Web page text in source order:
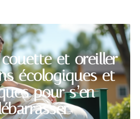
et oreiller
écologiques et
pour s’en